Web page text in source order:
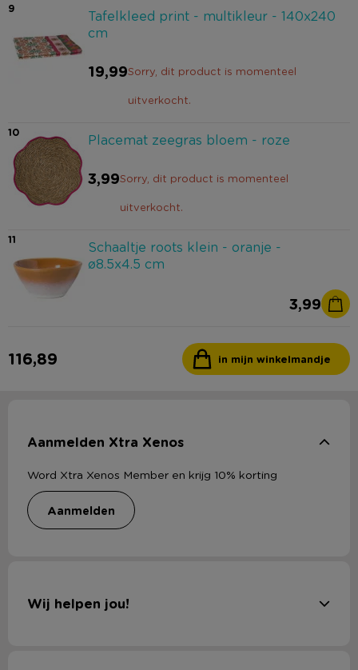
9
Tafelkleed print - multikleur - 140x240
cm
19,99Sorry, dit product is momenteel
uitverkocht.
10 Placemat zeegras bloem - roze
3,99Sorry, dit product is momenteel
uitverkocht.
11
Schaaltje roots klein - oranje -
ø8.5x4.5 cm
3,99
116,89 in mijn winkelmandje
Aanmelden Xtra Xenos
Word Xtra Xenos Member en krijg 10% korting
aanmelden
Wij helpen jou!